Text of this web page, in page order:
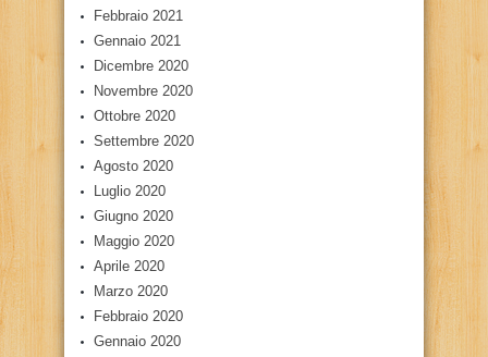
Febbraio 2021
Gennaio 2021
Dicembre 2020
Novembre 2020
Ottobre 2020
Settembre 2020
Agosto 2020
Luglio 2020
Giugno 2020
Maggio 2020
Aprile 2020
Marzo 2020
Febbraio 2020
Gennaio 2020